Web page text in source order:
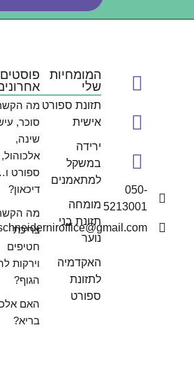
050-
5213001
המומחיות
שלי
תזונת ספורט
אישית
ירידה
במשקל
למתאמנים
מומחה
תזונת בני
נוער
האקדמיה
לתזונת
ספורט
פוסטים
מה הקשר
סוכר,
שינה,
אלכוהול,
ספורט
דיכאון?
מה הקשר
צריכת
חטיפים
וירקות
הגוף?
האם
בריא?